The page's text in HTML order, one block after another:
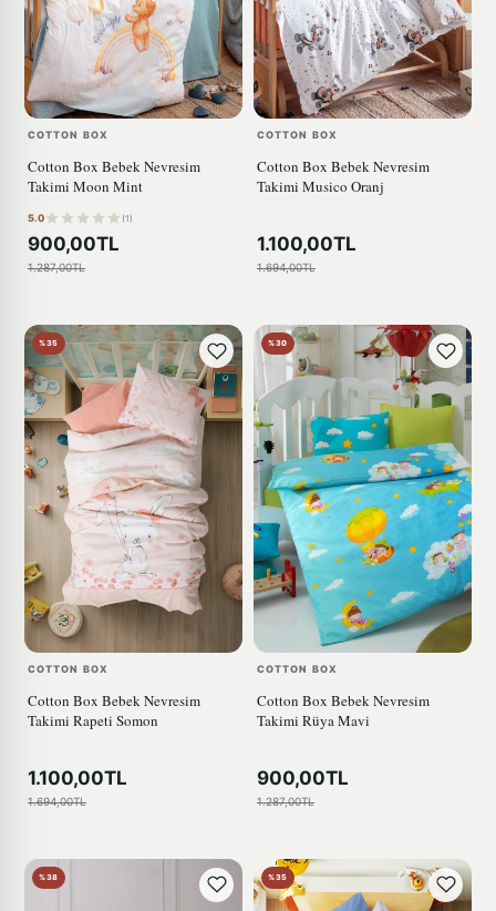
COTTON BOX
Cotton Box Bebek Nevresim
Takimi Moon Mint
5.0 (1)
900,00TL
1.287,00TL
COTTON BOX
Cotton Box Bebek Nevresim
Takimi Musico Oranj
1.100,00TL
1.694,00TL
%35
COTTON BOX
Cotton Box Bebek Nevresim
Takimi Rapeti Somon
1.100,00TL
1.694,00TL
%30
COTTON BOX
Cotton Box Bebek Nevresim
Takimi Rüya Mavi
900,00TL
1.287,00TL
%38 %35